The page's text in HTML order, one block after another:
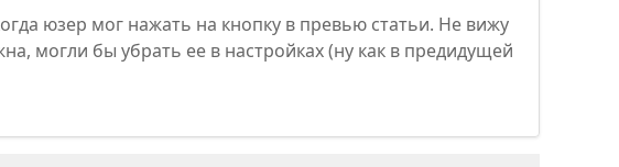
юзер мог нажать на кнопку в превью статьи. Не вижу
могли бы убрать ее в настройках (ну как в предидущей